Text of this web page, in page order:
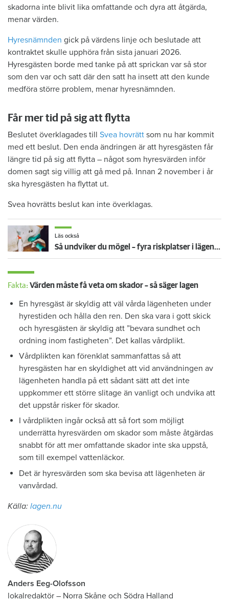
skadorna inte blivit lika omfattande och dyra att åtgärda,
menar värden.
Hyresnämnden gick på värdens linje och beslutade att
kontraktet skulle upphöra från sista januari 2026.
Hyresgästen borde med tanke på att sprickan var så stor
som den var och satt där den satt ha insett att den kunde
medföra större problem, menar hyresnämnden.
Får mer tid på sig att flytta
Beslutet överklagades till Svea hovrätt som nu har kommit
med ett beslut. Den enda ändringen är att hyresgästen får
längre tid på sig att flytta – något som hyresvärden inför
domen sagt sig villig att gå med på. Innan 2 november i år
ska hyresgästen ha flyttat ut.
Svea hovrätts beslut kan inte överklagas.
Läs också
Så undviker du mögel – fyra riskplatser i lägenheten: ”Måste städa bort”
Fakta: Värden måste få veta om skador – så säger lagen
En hyresgäst är skyldig att väl vårda lägenheten under
hyrestiden och hålla den ren. Den ska vara i gott skick
och hyresgästen är skyldig att ”bevara sundhet och
ordning inom fastigheten”. Det kallas vårdplikt.
Vårdplikten kan förenklat sammanfattas så att
hyresgästen har en skyldighet att vid användningen av
lägenheten handla på ett sådant sätt att det inte
uppkommer ett större slitage än vanligt och undvika att
det uppstår risker för skador.
I vårdplikten ingår också att så fort som möjligt
underrätta hyresvärden om skador som måste åtgärdas
snabbt för att mer omfattande skador inte ska uppstå,
som till exempel vattenläckor.
Det är hyresvärden som ska bevisa att lägenheten är
vanvårdad.
Källa: lagen.nu
Anders Eeg-Olofsson
lokalredaktör – Norra Skåne och Södra Halland